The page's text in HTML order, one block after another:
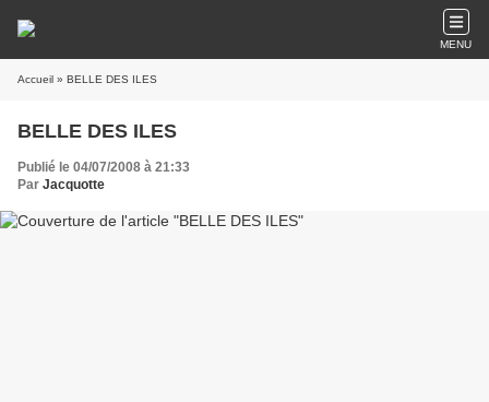
MENU
Accueil » BELLE DES ILES
BELLE DES ILES
Publié le 04/07/2008 à 21:33
Par Jacquotte